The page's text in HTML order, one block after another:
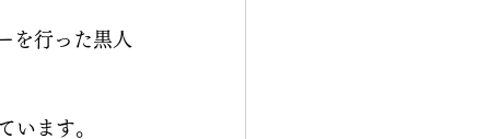
を行った黒人
います。